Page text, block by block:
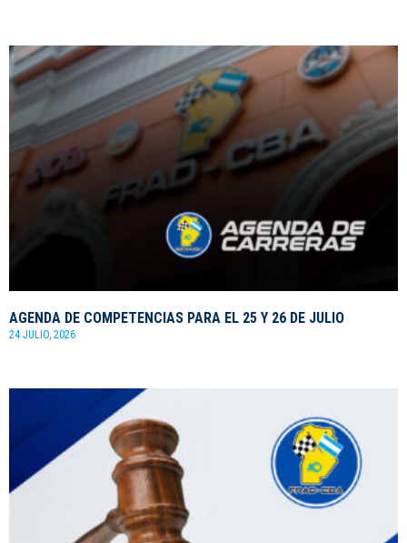
AGENDA DE COMPETENCIAS PARA EL 25 Y 26 DE JULIO
24 JULIO, 2026